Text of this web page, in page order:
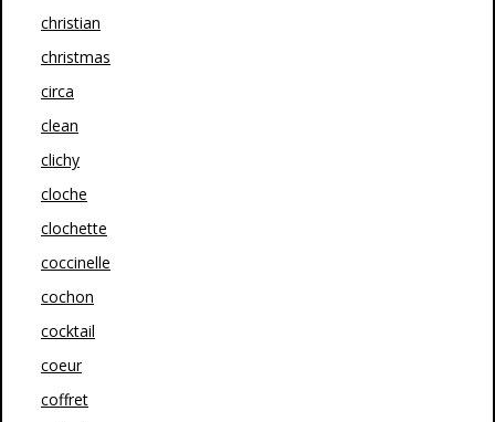
christian
christmas
circa
clean
clichy
cloche
clochette
coccinelle
cochon
cocktail
coeur
coffret